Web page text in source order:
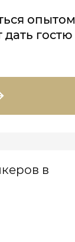
опытом
гостю
в